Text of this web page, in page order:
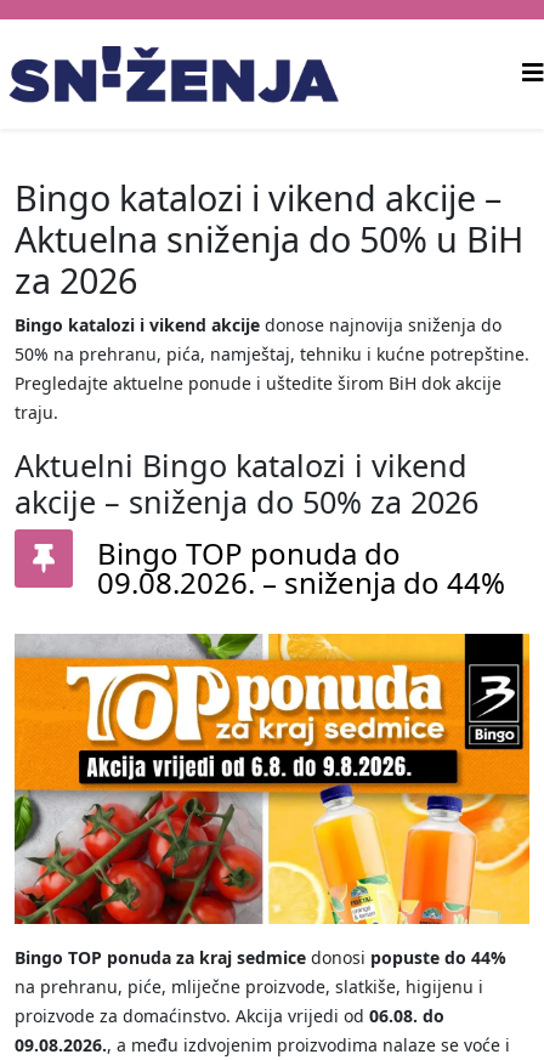
Bingo katalozi i vikend akcije –
Aktuelna sniženja do 50% u BiH
za 2026
Bingo katalozi i vikend akcije donose najnovija sniženja do
50% na prehranu, pića, namještaj, tehniku i kućne potrepštine.
Pregledajte aktuelne ponude i uštedite širom BiH dok akcije
traju.
Aktuelni Bingo katalozi i vikend
akcije – sniženja do 50% za 2026
Bingo TOP ponuda do
09.08.2026. – sniženja do 44%
Bingo TOP ponuda za kraj sedmice donosi popuste do 44%
na prehranu, piće, mliječne proizvode, slatkiše, higijenu i
proizvode za domaćinstvo. Akcija vrijedi od 06.08. do
09.08.2026., a među izdvojenim proizvodima nalaze se voće i